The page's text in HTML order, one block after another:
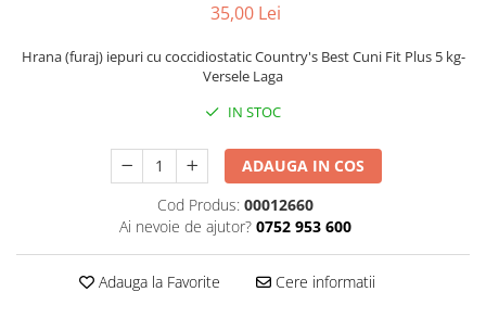
Suplimente si produse de uz
veterinar
Suplimente si produse de uz
veterinar
Oi şi capre
35,00 Lei
Hrana (furaj) iepuri cu coccidiostatic Country's Best Cuni Fit Plus 5 kg-
Versele Laga
IN STOC
ADAUGA IN COS
Cod Produs: 00012660
Ai nevoie de ajutor? 0752 953 600
Adauga la Favorite Cere informatii